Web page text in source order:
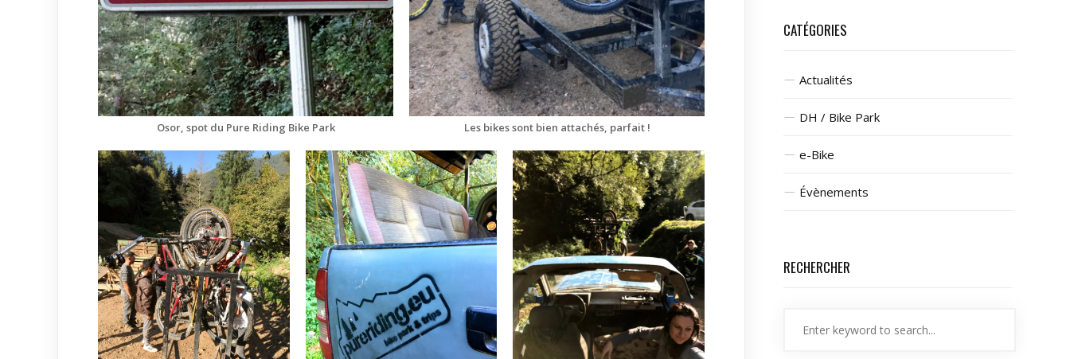
Osor, spot du Pure Riding Bike Park Les bikes sont bien attachés, parfait !
CATÉGORIES
Actualités
DH / Bike Park
e-Bike
Évènements
RECHERCHER